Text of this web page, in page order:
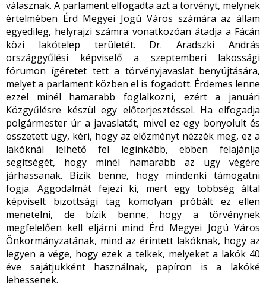
válasznak. A parlament elfogadta azt a törvényt, melynek
értelmében Érd Megyei Jogú Város számára az állam
egyedileg, helyrajzi számra vonatkozóan átadja a Fácán
közi lakótelep területét. Dr. Aradszki András
országgyűlési képviselő a szeptemberi lakossági
fórumon ígéretet tett a törvényjavaslat benyújtására,
melyet a parlament közben el is fogadott. Érdemes lenne
ezzel minél hamarabb foglalkozni, ezért a januári
Közgyűlésre készül egy előterjesztéssel. Ha elfogadja
polgármester úr a javaslatát, mivel ez egy bonyolult és
összetett ügy, kéri, hogy az előzményt nézzék meg, ez a
lakóknál lelhető fel leginkább, ebben felajánlja
segítségét, hogy minél hamarabb az ügy végére
járhassanak. Bízik benne, hogy mindenki támogatni
fogja. Aggodalmát fejezi ki, mert egy többség által
képviselt bizottsági tag komolyan próbált ez ellen
menetelni, de bízik benne, hogy a törvénynek
megfelelően kell eljárni mind Érd Megyei Jogú Város
Önkormányzatának, mind az érintett lakóknak, hogy az
legyen a vége, hogy ezek a telkek, melyeket a lakók 40
éve sajátjukként használnak, papíron is a lakóké
lehessenek.